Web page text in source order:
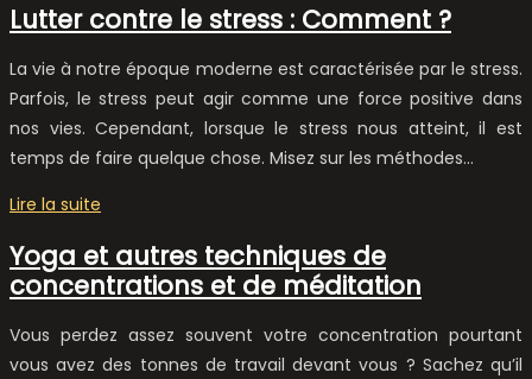
Lutter contre le stress : Comment ?
La vie à notre époque moderne est caractérisée par le stress.
Parfois, le stress peut agir comme une force positive dans
nos vies. Cependant, lorsque le stress nous atteint, il est
temps de faire quelque chose. Misez sur les méthodes…
Lire la suite
Yoga et autres techniques de
concentrations et de méditation
Vous perdez assez souvent votre concentration pourtant
vous avez des tonnes de travail devant vous ? Sachez qu’il